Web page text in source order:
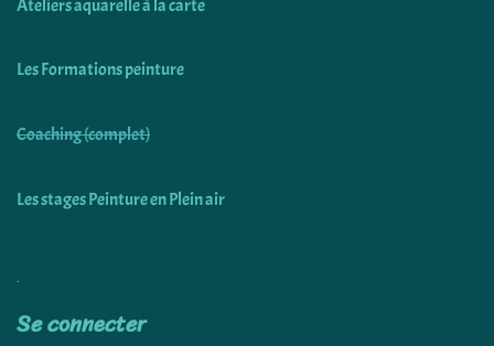
Les Formations peinture
Coaching (complet)
Les stages Peinture en Plein air
Se connecter